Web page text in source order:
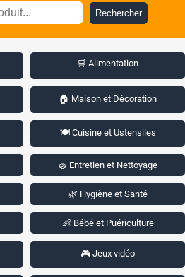
Rechercher
🛒 Alimentation
🏠 Maison et Décoration
🍽️ Cuisine et Ustensiles
🧽 Entretien et Nettoyage
🌿 Hygiène et Santé
👶 Bébé et Puériculture
🎮 Jeux vidéo